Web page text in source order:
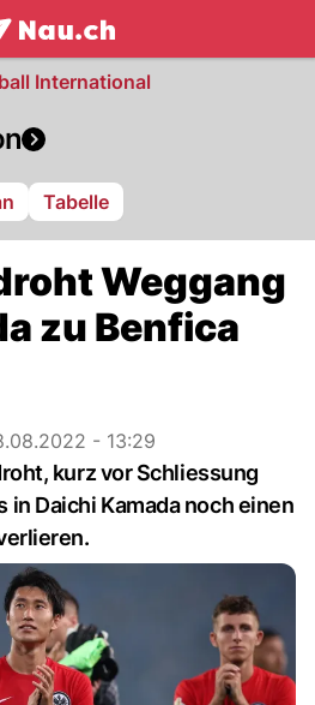
NAU.ch
International
Tabelle
Weggang
zu Benfica
- 13:29
kurz vor Schliessung
Daichi Kamada noch einen